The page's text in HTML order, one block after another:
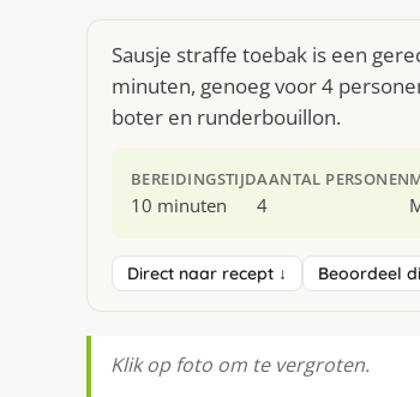
Sausje straffe toebak is een
minuten, genoeg voor 4
boter en runderbouillon.
BEREIDINGSTIJD
10 minuten
AANTAL PERSONEN
4
Direct naar recept ↓ Beoordeel
Klik op foto om te vergroten.